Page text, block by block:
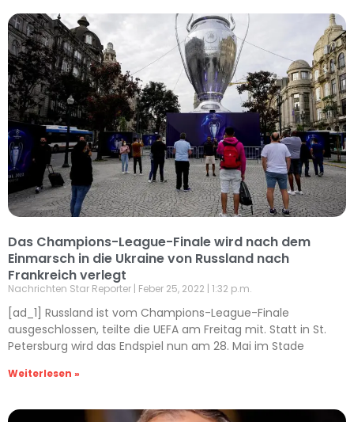
Das Champions-League-Finale wird nach dem
Einmarsch in die Ukraine von Russland nach
Frankreich verlegt
Nachrichten Star Reporter Feber 25, 2022 1:32 p.m.
[ad_1] Russland ist vom Champions-League-Finale
ausgeschlossen, teilte die UEFA am Freitag mit. Statt in St.
Petersburg wird das Endspiel nun am 28. Mai im Stade
Weiterlesen »